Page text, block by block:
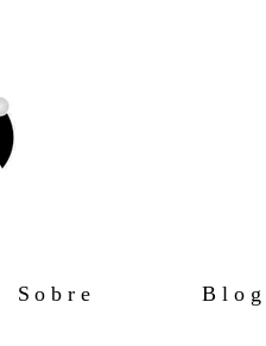
Sobre Blog